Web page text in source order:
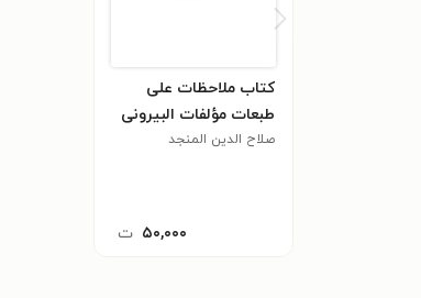
کتاب ملاحظات علی
طبعات مؤلفات البیرونی
صلاح الدین المنجد
۵۰,۰۰۰ ت